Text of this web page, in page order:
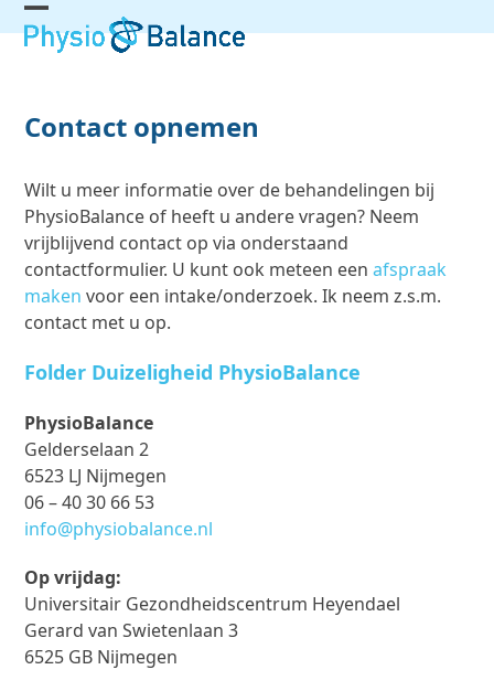
Skip
to Open
Close
Contact opnemen
Wilt u meer informatie over de behandelingen bij
PhysioBalance of heeft u andere vragen? Neem
vrijblijvend contact op via onderstaand
contactformulier. U kunt ook meteen eenafspraak
maken voor een intake/onderzoek. Ik neem z.s.m.
contact met u op.
Folder Duizeligheid PhysioBalance
PhysioBalance
Gelderselaan 2
6523 LJ Nijmegen
06 – 40 30 66 53
info@physiobalance.nl
Op vrijdag:
Universitair Gezondheidscentrum Heyendael
Gerard van Swietenlaan 3
6525 GB Nijmegen